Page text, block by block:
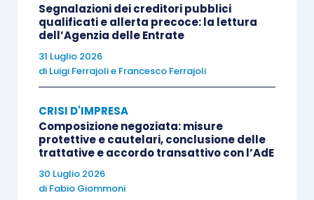
realizzabile in caso di liquidazione dei
beni(concordato preventivo semplificato,
liquidazione giudiziale, ecc.);
l’interesse della singola parte al
risanamento può essere legato anche al
rischio che la crisi si estenda ai rapporti
di credito o economici con terze parti
(ad esempio ad altre società del gruppo)
o alle conseguenze che potrebbero
derivare all’imprenditore da una
Segnalazioni dei creditori pubblici
qualificati e allerta precoce: la lettura
dell’Agenzia delle Entrate
31 Luglio 2026
di Luigi Ferrajolie Francesco Ferrajoli
CRISI D'IMPRESA
Composizione negoziata: misure
protettive e cautelari, conclusione delle
trattative e accordo transattivo con l’AdE
30 Luglio 2026
di Fabio Giommoni